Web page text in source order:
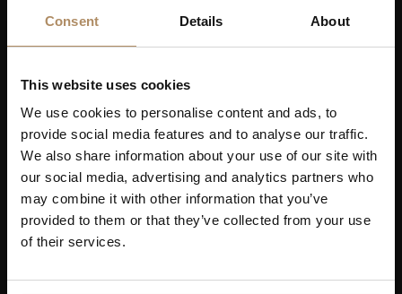
Consent Details About
This website uses cookies
We use cookies to personalise content and ads, to
provide social media features and to analyse our traffic.
We also share information about your use of our site with
our social media, advertising and analytics partners who
may combine it with other information that you’ve
provided to them or that they’ve collected from your use
of their services.
reisetilbud som frister!
Ved påmelding godkjenner du at De Historiske lagrer
kontaktinformasjonen du gir oss, og at vi sender deg
nyhetsbrev om våre produkter og tjenester. Du kan
oppheve abonnementet når som helst. Hvis du vil ha mer
informasjon om vår praksis for personvern og hvordan vi
forplikter oss til å beskytte ditt personvern, kan du se våre
retningslinjer